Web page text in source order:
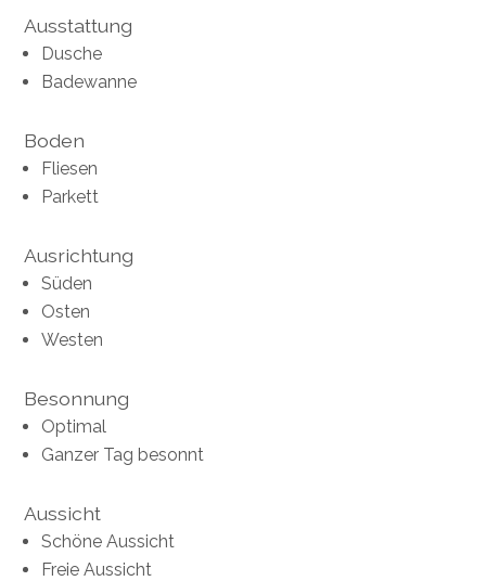
Ausstattung
Dusche
Badewanne
Boden
Fliesen
Parkett
Ausrichtung
Süden
Osten
Westen
Besonnung
Optimal
Ganzer Tag besonnt
Aussicht
Schöne Aussicht
Freie Aussicht